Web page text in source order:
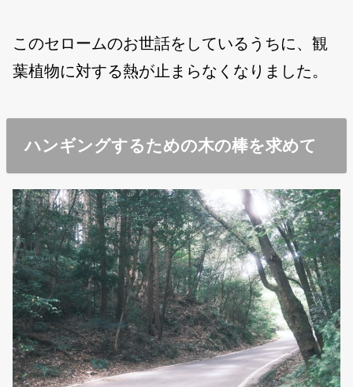
このセロームのお世話をしているうちに、観
葉植物に対する熱が止まらなくなりました。
ハンギングするための木の棒を求めて